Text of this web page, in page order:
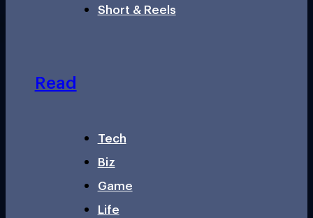
Short & Reels
Read
Tech
Biz
Game
Life